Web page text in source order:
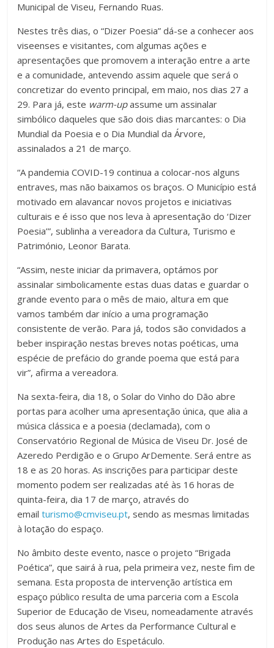
Municipal de Viseu, Fernando Ruas.
Nestes três dias, o “Dizer Poesia” dá-se a conhecer aos
viseenses e visitantes, com algumas ações e
apresentações que promovem a interação entre a arte
e a comunidade, antevendo assim aquele que será o
concretizar do evento principal, em maio, nos dias 27 a
29. Para já, este warm-upassume um assinalar
simbólico daqueles que são dois dias marcantes: o Dia
Mundial da Poesia e o Dia Mundial da Árvore,
assinalados a 21 de março.
“A pandemia COVID-19 continua a colocar-nos alguns
entraves, mas não baixamos os braços. O Município está
motivado em alavancar novos projetos e iniciativas
culturais e é isso que nos leva à apresentação do ‘Dizer
Poesia’”, sublinha a vereadora da Cultura, Turismo e
Património, Leonor Barata.
“Assim, neste iniciar da primavera, optámos por
assinalar simbolicamente estas duas datas e guardar o
grande evento para o mês de maio, altura em que
vamos também dar início a uma programação
consistente de verão. Para já, todos são convidados a
beber inspiração nestas breves notas poéticas, uma
espécie de prefácio do grande poema que está para
vir”, afi­rma a vereadora.
Na sexta-feira, dia 18, o Solar do Vinho do Dão abre
portas para acolher uma apresentação única, que alia a
música clássica e a poesia (declamada), com o
Conservatório Regional de Música de Viseu Dr. José de
Azeredo Perdigão e o Grupo ArDemente. Será entre as
18 e as 20 horas. As inscrições para participar deste
momento podem ser realizadas até às 16 horas de
quinta-feira, dia 17 de março, através do
emailturismo@cmviseu.pt, sendo as mesmas limitadas
à lotação do espaço.
No âmbito deste evento, nasce o projeto “Brigada
Poética”, que sairá à rua, pela primeira vez, neste fim de
semana. Esta proposta de intervenção artística em
espaço público resulta de uma parceria com a Escola
Superior de Educação de Viseu, nomeadamente através
dos seus alunos de Artes da Performance Cultural e
Produção nas Artes do Espetáculo.